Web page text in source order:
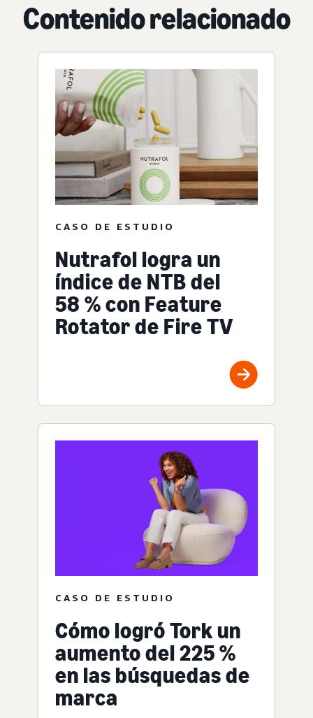
Contenido relacionado
CASO DE ESTUDIO
Nutrafol logra un
índice de NTB del
58 % con Feature
Rotator de Fire TV
CASO DE ESTUDIO
Cómo logró Tork un
aumento del 225 %
en las búsquedas de
marca